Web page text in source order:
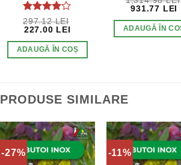
EVALUAT
LA4
DIN 5
297.12LEI
PREȚUL
A
FOST:
227.00 LEI
ESTE:
227.00 LEI.
ADAUGĂ ÎN COȘ
PREȚUL
A
FOST:
931.77 LEI
ADAUGĂ ÎN
PRODUSE SIMILARE
-27% -11%